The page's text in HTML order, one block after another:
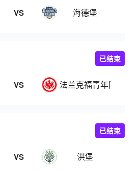
VS 海德堡
VS 法兰克福青年队
已结束
VS 洪堡
已结束